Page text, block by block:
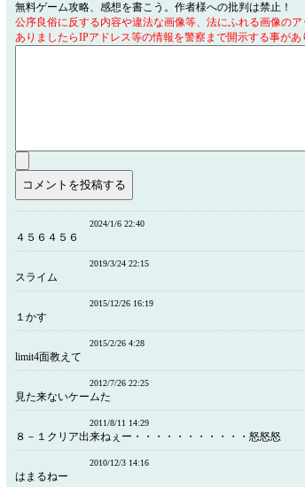
無料ゲーム攻略、感想を書こう。作者様への批判は禁止！
公序良俗に反する内容や違法な画像等、法にふれる画像の
ありましたらIPアドレス等の情報を警察まで開示する事があ
2024/1/6 22:40
４５６４５６
2019/3/24 22:15
スライム
2015/12/26 16:19
１かす
2015/2/26 4:28
limit4面教えて
2012/7/26 22:25
見た来ないケームた
2011/8/11 14:29
８－１クリア出来ねぇー・・・・・・・・・・・怒怒怒
2010/12/3 14:16
はまるねー